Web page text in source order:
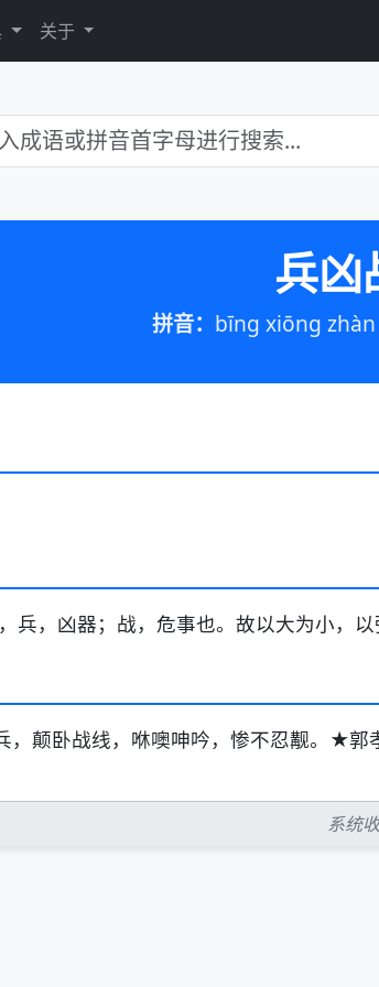
关于
兵凶
拼音： bīng xiōng
兵，凶器；战，危事也。故以大为小，
，颠卧战线，咻噢呻吟，惨不忍觏。★郭
系统